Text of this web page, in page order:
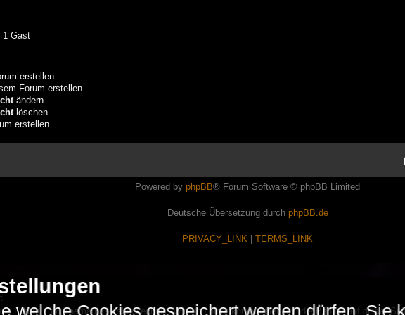
1 Gast
erstellen.
Forum erstellen.
ändern.
löschen.
erstellen.
Powered by phpBB® Forum Software © phpBB Limited
Deutsche Übersetzung durch phpBB.de
PRIVACY_LINK TERMS_LINK
Forum zum Thema Lasershowtechnik. Wir sind nicht kommerziell und die Banner auf dieser
welche Cookies gespeichert werden dürfen. Sie